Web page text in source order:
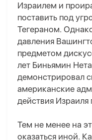
Израилем и
поставить под
Тегераном.
давления
предметом
лет Биньямин
демонстрировал
американские
действия
Тем не менее на
оказаться иной.